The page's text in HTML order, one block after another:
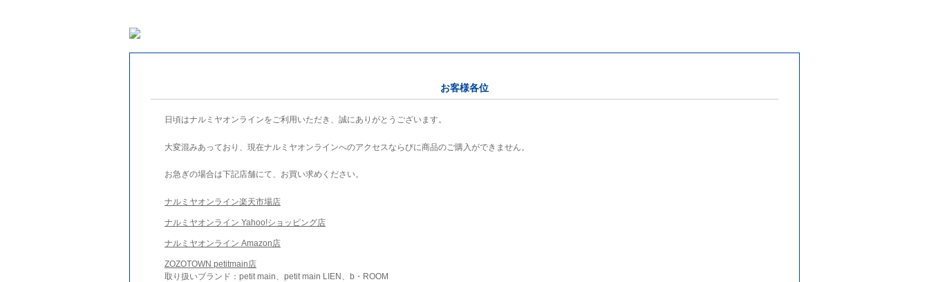
お客様各位
日頃はナルミヤオンラインをご利用いただき、誠にありがとうございます。
大変混みあっており、現在ナルミヤオンラインへのアクセスならびに商品のご購入ができません。
お急ぎの場合は下記店舗にて、お買い求めください。
ナルミヤオンライン楽天市場店
ナルミヤオンライン Yahoo!ショッピング店
ナルミヤオンライン Amazon店
ZOZOTOWN petitmain店
取り扱いブランド：petit main、petit main LIEN、b・ROOM